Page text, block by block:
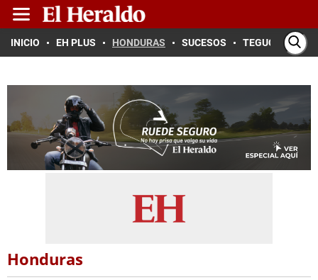
INICIO EH PLUS HONDURAS SUCESOS TEGUCIGALPA
Honduras